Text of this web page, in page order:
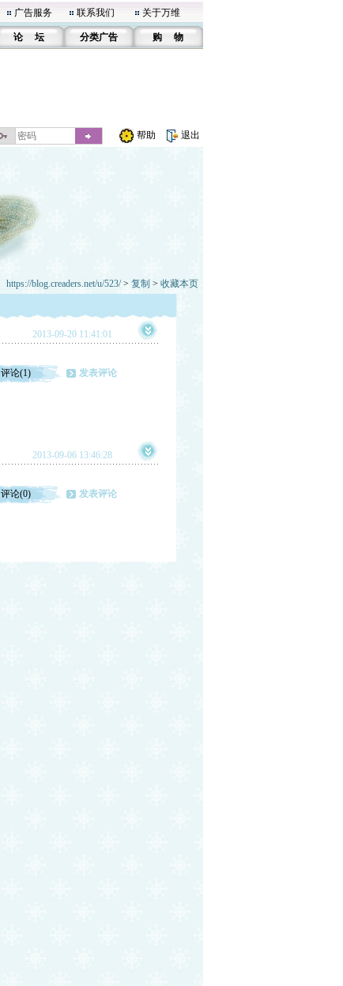
广告服务 联系我们 关于万维
论 坛 分类广告 购 物
帮助 退出
https://blog.creaders.net/u/523/> 复制 > 收藏本页
2013-09-20 11:41:01
评论(1) 发表评论
2013-09-06 13:46:28
评论(0) 发表评论